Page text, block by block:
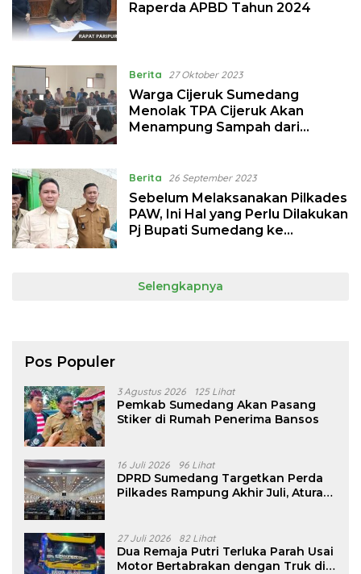
Raperda APBD Tahun 2024
Berita 27 Oktober 2023
Warga Cijeruk Sumedang
Menolak TPA Cijeruk Akan
Menampung Sampah dari
Berita 26 September 2023
Sebelum Melaksanakan Pilkades
PAW, Ini Hal yang Perlu Dilakukan
Pj Bupati Sumedang ke
Selengkapnya
Pos Populer
3 Agustus 2026 125 Lihat
Pemkab Sumedang Akan Pasang
Stiker di Rumah Penerima Bansos
16 Juli 2026 96 Lihat
DPRD Sumedang Targetkan Perda
Pilkades Rampung Akhir Juli, Aturan
27 Juli 2026 82 Lihat
Dua Remaja Putri Terluka Parah Usai
Motor Bertabrakan dengan Truk di